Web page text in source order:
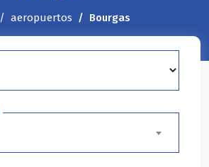
aeropuertos Bourgas